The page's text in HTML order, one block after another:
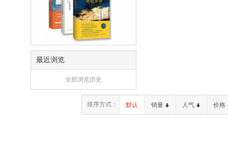
最近浏览
全部浏览历史
排序方式： 默认 销量 人气 价格